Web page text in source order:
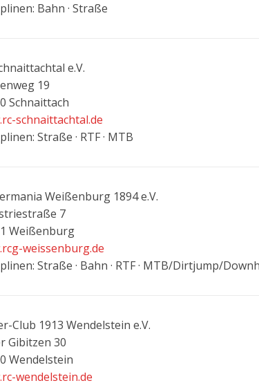
Bahn · Straße
e.V.
19
Schnaittach
schnaittachtal.de
Straße · RTF · MTB
Weißenburg 1894 e.V.
7
Weißenburg
weissenburg.de
Straße · Bahn · RTF · MTB/Dirtjump/
Club 1913 Wendelstein e.V.
Gibitzen 30
Wendelstein
wendelstein.de